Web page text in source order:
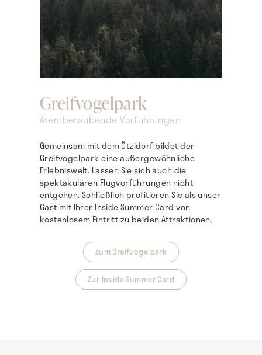
Greifvogelpark
Atemberaubende Vorführungen
Gemeinsam mit dem Ötzidorf bildet der
Greifvogelpark eine außergewöhnliche
Erlebniswelt. Lassen Sie sich auch die
spektakulären Flugvorführungen nicht
entgehen. Schließlich profitieren Sie als unser
Gast mit Ihrer Inside Summer Card von
kostenlosem Eintritt zu beiden Attraktionen.
Zum Greifvogelpark
Zur Inside Summer Card